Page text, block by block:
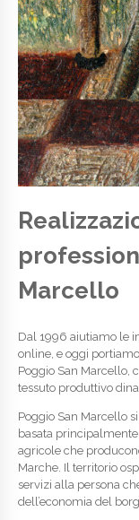
Marcello
Dal 1996 aiutiamo le
online, e oggi
Poggio San Marcello,
tessuto produttivo
Poggio San Marcello
basata
agricole che
Marche. Il territorio
servizi alla persona
dell’economia del